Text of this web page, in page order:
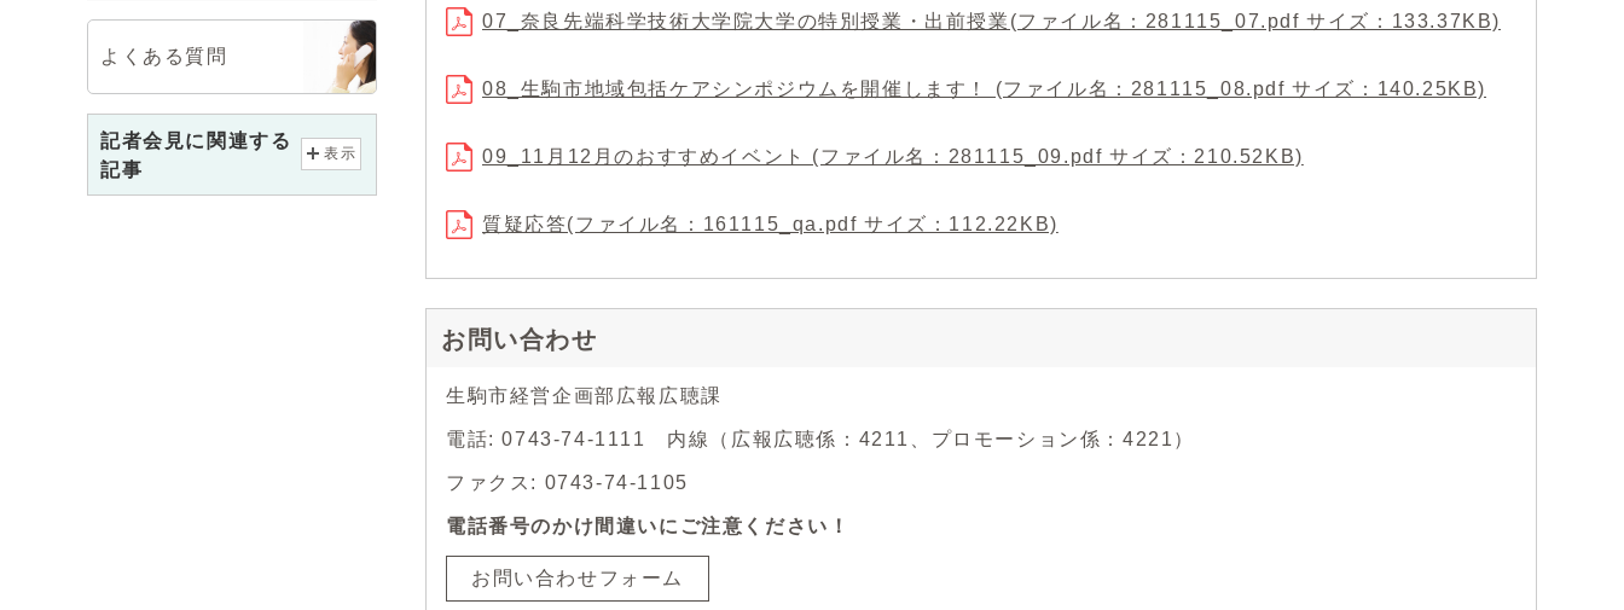
07_奈良先端科学技術大学院大学の特別授業・出前授業(ファイル名：281115_07.pdf サイズ：133.37KB)
08_生駒市地域包括ケアシンポジウムを開催します！ (ファイル名：281115_08.pdf サイズ：140.25KB)
09_11月12月のおすすめイベント (ファイル名：281115_09.pdf サイズ：210.52KB)
質疑応答(ファイル名：161115_qa.pdf サイズ：112.22KB)
お問い合わせ
生駒市経営企画部広報広聴課
電話: 0743-74-1111 内線（広報広聴係：4211、プロモーション係：4221）
ファクス: 0743-74-1105
電話番号のかけ間違いにご注意ください！
お問い合わせフォーム
よくある質問
記者会見に関連する
記事
表示